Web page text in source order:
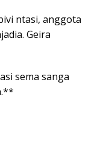
ntasi, anggota
Geira
sema sanga